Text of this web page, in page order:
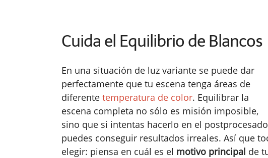
Cuida el Equilibrio de Blancos
En una situación de luz variante se puede dar
perfectamente que tu escena tenga áreas de
diferente temperatura de color. Equilibrar la
escena completa no sólo es misión imposible,
sino que si intentas hacerlo en el
puedes conseguir resultados irreales. Así que
elegir: piensa en cuál es el motivo principal de